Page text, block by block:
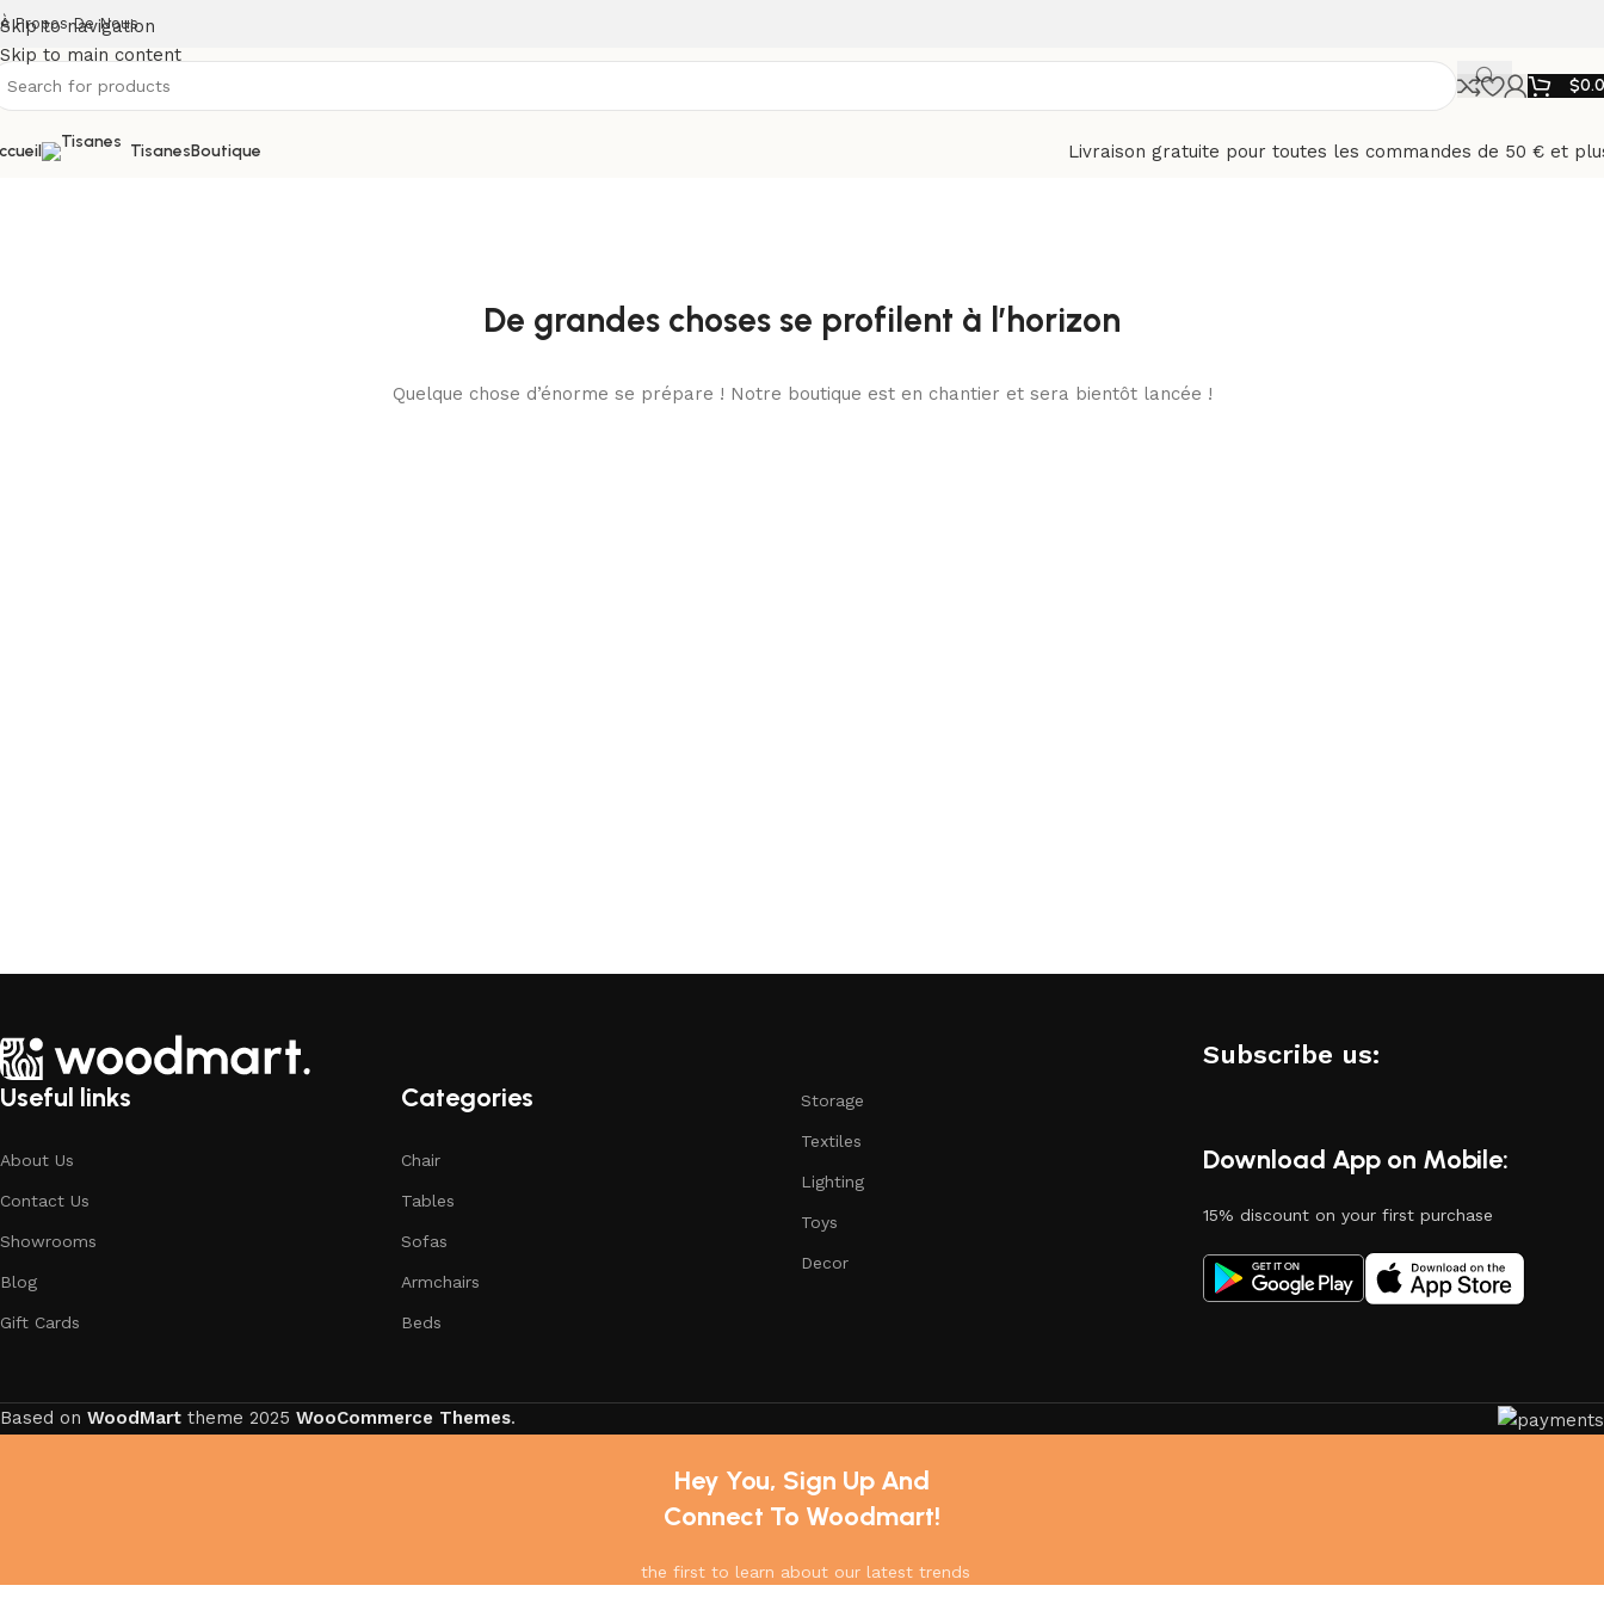
Skip to navigation
Skip to main content
À Propos De Nous
$
TisanesBoutique Livraison gratuite pour toutes les commandes de 50 € et
De grandes choses se profilent à l’horizon
Quelque chose d’énorme se prépare ! Notre boutique est en chantier et sera bientôt lancée !
Useful links
About Us
Contact Us
Showrooms
Blog
Gift Cards
Categories
Chair
Tables
Sofas
Armchairs
Beds
Storage
Textiles
Lighting
Toys
Decor
Subscribe us:
Download App on Mobile:
15% discount on your first purchase
Based on WoodMart theme 2025 WooCommerce Themes.
Hey You, Sign Up And
Connect To Woodmart!
the first to learn about our latest trends